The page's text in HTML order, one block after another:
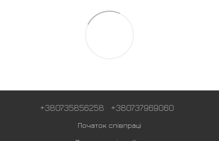
+380735856258 +380737969060
Початок співпраці